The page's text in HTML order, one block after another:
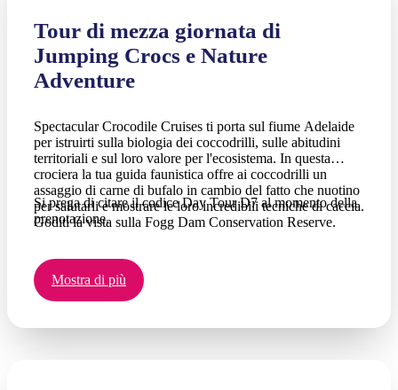
Tour di mezza giornata di
Jumping Crocs e Nature
Adventure
Spectacular Crocodile Cruises ti porta sul fiume Adelaide
per istruirti sulla biologia dei coccodrilli, sulle abitudini
territoriali e sul loro valore per l'ecosistema. In questa
crociera la tua guida faunistica offre ai coccodrilli un
assaggio di carne di bufalo in cambio del fatto che nuotino
per salutarli e mostrare le loro incredibili tecniche di caccia.
Goditi la vista sulla Fogg Dam Conservation Reserve.
Si prega di citare il codice Day Tour D7 al momento della
prenotazione.
Mostra di più